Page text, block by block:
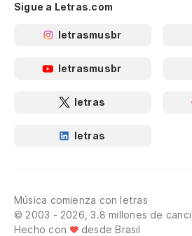
Sigue a Letras.com
letrasmusbr
letrasmusbr
letras
letras
Música comienza con letras
© 2003 - 2026, 3.8 millones de
Hecho con
desde Brasil